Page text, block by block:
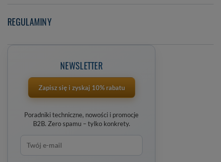
REGULAMINY
NEWSLETTER
Zapisz się i zyskaj 10% rabatu
Poradniki techniczne, nowości i promocje
B2B. Zero spamu – tylko konkrety.